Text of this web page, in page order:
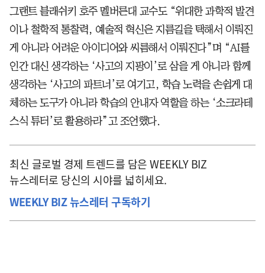
그랜트 블래쉬키 호주 멜버른대 교수도 “위대한 과학적 발견
이나 철학적 통찰력, 예술적 혁신은 지름길을 택해서 이뤄진
게 아니라 어려운 아이디어와 씨름해서 이뤄진다”며 “AI를
인간 대신 생각하는 ‘사고의 지팡이’로 삼을 게 아니라 함께
생각하는 ‘사고의 파트너’로 여기고, 학습 노력을 손쉽게 대
체하는 도구가 아니라 학습의 안내자 역할을 하는 ‘소크라테
스식 튜터’로 활용하라”고 조언했다.
최신 글로벌 경제 트렌드를 담은 WEEKLY BIZ
뉴스레터로 당신의 시야를 넓히세요.
WEEKLY BIZ 뉴스레터 구독하기